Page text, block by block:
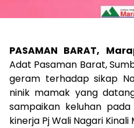
PASAMAN BARAT,
Adat Pasaman Barat,
geram terhadap sikap
ninik mamak yang
sampaikan keluhan
kinerja Pj Wali Nagari Kinali